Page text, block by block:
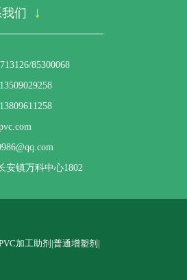
们 ↓
85300068
镇万科中心1802
加工助剂|普通增塑剂|